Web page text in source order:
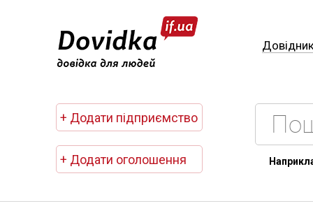
+ Додати підприємство
+ Додати оголошення